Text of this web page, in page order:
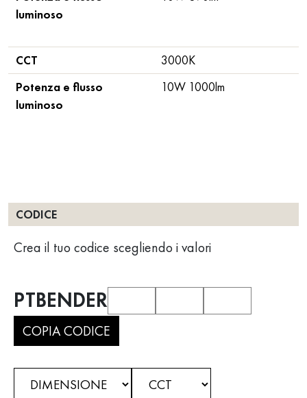
luminoso
CCT
3000K
Potenza e flusso
luminoso
10W 1000lm
CODICE
Crea il tuo codice scegliendo i valori
PTBENDER
COPIA CODICE